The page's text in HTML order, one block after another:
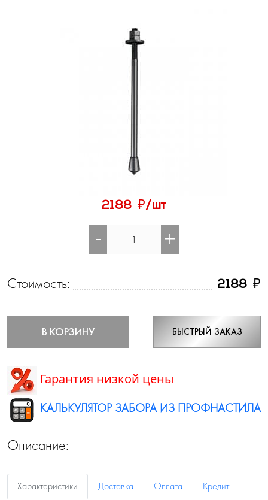
2188 ₽/шт
- +
Стоимость: 2188 ₽
В КОРЗИНУ БЫСТРЫЙ ЗАКАЗ
Гарантия низкой цены
КАЛЬКУЛЯТОР ЗАБОРА ИЗ ПРОФНАСТИЛА
Описание:
Характеристики Доставка Оплата
Кредит